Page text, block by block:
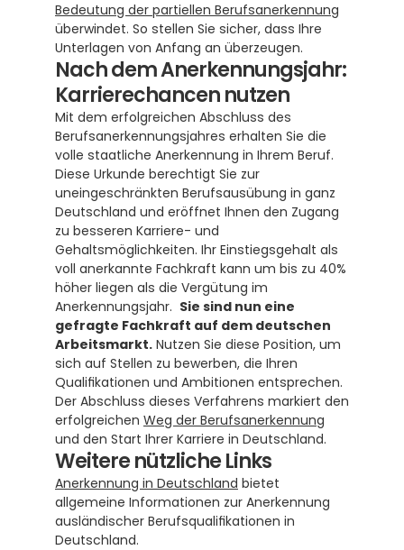
Bedeutung der partiellen Berufsanerkennung
überwindet. So stellen Sie sicher, dass Ihre
Unterlagen von Anfang an überzeugen.
Nach dem Anerkennungsjahr:
Karrierechancen nutzen
Mit dem erfolgreichen Abschluss des
Berufsanerkennungsjahres erhalten Sie die
volle staatliche Anerkennung in Ihrem Beruf.
Diese Urkunde berechtigt Sie zur
uneingeschränkten Berufsausübung in ganz
Deutschland und eröffnet Ihnen den Zugang
zu besseren Karriere- und
Gehaltsmöglichkeiten. Ihr Einstiegsgehalt als
voll anerkannte Fachkraft kann um bis zu 40%
höher liegen als die Vergütung im
Anerkennungsjahr. Sie sind nun eine
gefragte Fachkraft auf dem deutschen
Arbeitsmarkt. Nutzen Sie diese Position, um
sich auf Stellen zu bewerben, die Ihren
Qualifikationen und Ambitionen entsprechen.
Der Abschluss dieses Verfahrens markiert den
erfolgreichen Weg der Berufsanerkennung
und den Start Ihrer Karriere in Deutschland.
Weitere nützliche Links
Anerkennung in Deutschland bietet
allgemeine Informationen zur Anerkennung
ausländischer Berufsqualifikationen in
Deutschland.